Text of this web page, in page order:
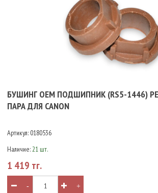
БУШИНГ OEM ПОДШИПНИК (RS5-1446)
ПАРА ДЛЯ CANON
Артикул: 0180536
Наличие:21 шт.
1 419 тг.
- +